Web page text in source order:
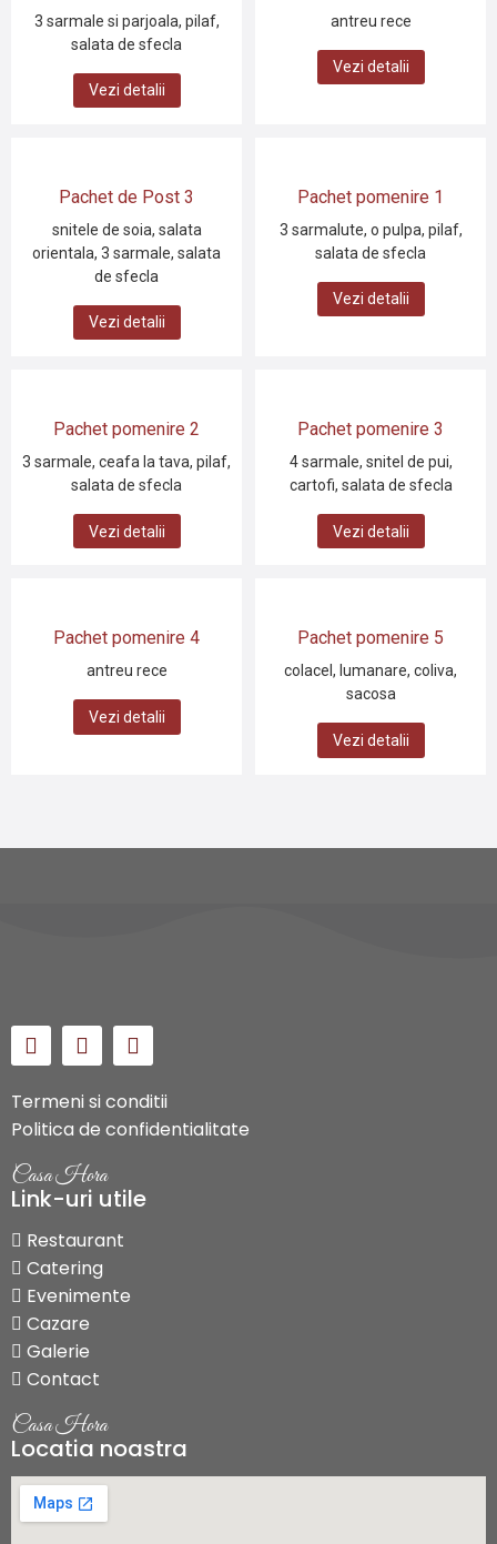
3 sarmale si parjoala, pilaf,
salata de sfecla
Vezi detalii
antreu rece
Vezi detalii
Pachet de Post 3
snitele de soia, salata
orientala, 3 sarmale, salata
de sfecla
Vezi detalii
Pachet pomenire 1
3 sarmalute, o pulpa, pilaf,
salata de sfecla
Vezi detalii
Pachet pomenire 2
3 sarmale, ceafa la tava, pilaf,
salata de sfecla
Vezi detalii
Pachet pomenire 3
4 sarmale, snitel de pui,
cartofi, salata de sfecla
Vezi detalii
Pachet pomenire 4
antreu rece
Vezi detalii
Pachet pomenire 5
colacel, lumanare, coliva,
sacosa
Vezi detalii
Termeni si conditii
Politica de confidentialitate
Casa Hora
Link-uri utile
Restaurant
Catering
Evenimente
Cazare
Galerie
Contact
Casa Hora
Locatia noastra